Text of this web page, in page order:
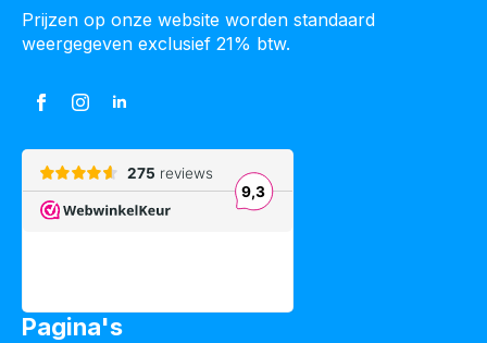
Prijzen op onze website worden standaard
weergegeven exclusief 21% btw.
Pagina's